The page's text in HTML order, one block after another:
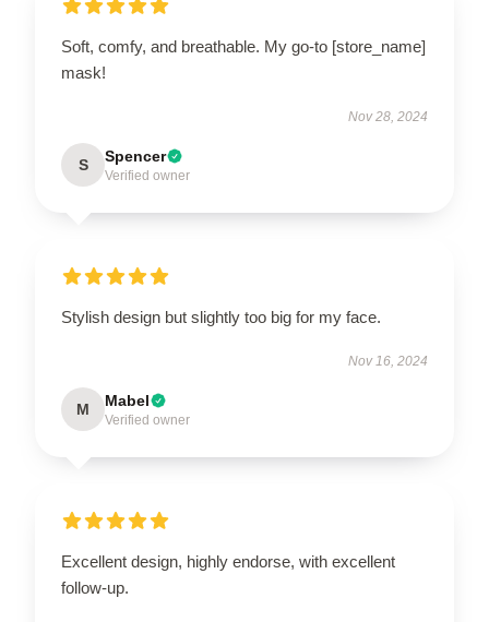
Soft, comfy, and breathable. My go-to [store_name]
mask!
Nov 28, 2024
S Spencer
Verified owner
Stylish design but slightly too big for my face.
Nov 16, 2024
M Mabel
Verified owner
Excellent design, highly endorse, with excellent
follow-up.